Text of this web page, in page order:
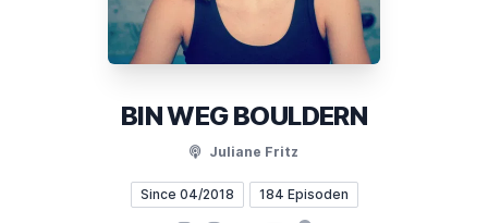
BIN WEG BOULDERN
Juliane Fritz
Since 04/2018 184 Episoden